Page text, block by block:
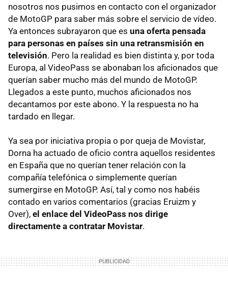
nosotros nos pusimos en contacto con el organizador
de MotoGP para saber más sobre el servicio de vídeo.
Ya entonces subrayaron que es una oferta pensada
para personas en países sin una retransmisión en
televisión. Pero la realidad es bien distinta y, por toda
Europa, al VideoPass se abonaban los aficionados que
querían saber mucho más del mundo de MotoGP.
Llegados a este punto, muchos aficionados nos
decantamos por este abono. Y la respuesta no ha
tardado en llegar.
Ya sea por iniciativa propia o por queja de Movistar,
Dorna ha actuado de oficio contra aquellos residentes
en España que no querían tener relación con la
compañía telefónica o simplemente querían
sumergirse en MotoGP. Así, tal y como nos habéis
contado en varios comentarios (gracias Eruizm y
Over), el enlace del VideoPass nos dirige
directamente a contratar Movistar.